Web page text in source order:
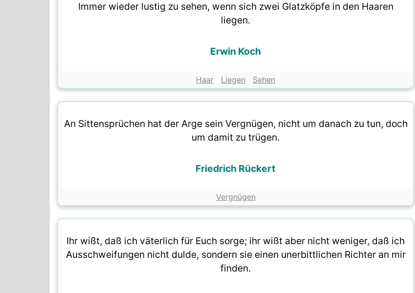
Immer wieder lustig zu sehen, wenn sich zwei Glatzköpfe in den Haaren
liegen.
Erwin Koch
Haar Liegen Sehen
An Sittensprüchen hat der Arge sein Vergnügen, nicht um danach zu tun, doch
um damit zu trügen.
Friedrich Rückert
Vergnügen
Ihr wißt, daß ich väterlich für Euch sorge; ihr wißt aber nicht weniger, daß ich
Ausschweifungen nicht dulde, sondern sie einen unerbittlichen Richter an mir
finden.